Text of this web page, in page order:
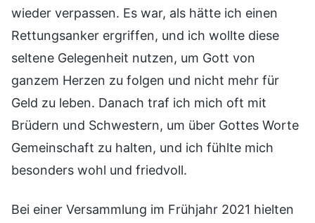
wieder verpassen. Es war, als hätte ich einen
Rettungsanker ergriffen, und ich wollte diese
seltene Gelegenheit nutzen, um Gott von
ganzem Herzen zu folgen und nicht mehr für
Geld zu leben. Danach traf ich mich oft mit
Brüdern und Schwestern, um über Gottes Worte
Gemeinschaft zu halten, und ich fühlte mich
besonders wohl und friedvoll.
Bei einer Versammlung im Frühjahr 2021 hielten